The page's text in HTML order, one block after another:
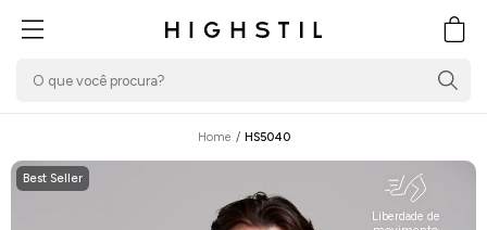
Home / HS5040
Liberdade de
Best Seller